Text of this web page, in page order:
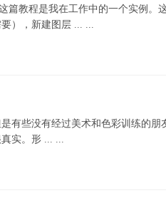
教程是我在工作中的一个实例。
），新建图层 ... ...
有些没有经过美术和色彩训练的朋
实。形 ... ...